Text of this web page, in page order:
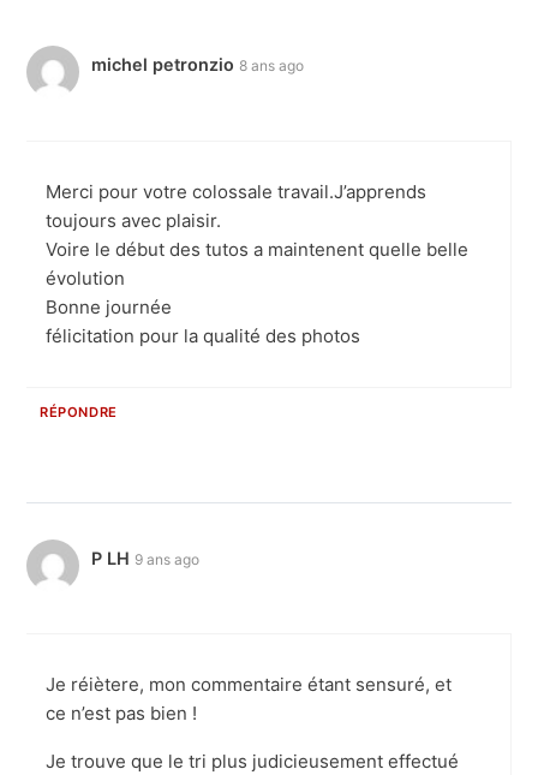
michel petronzio 8 ans ago
Merci pour votre colossale travail.J’apprends
toujours avec plaisir.
Voire le début des tutos a maintenent quelle belle
évolution
Bonne journée
félicitation pour la qualité des photos
RÉPONDRE
P LH 9 ans ago
Je réiètere, mon commentaire étant sensuré, et
ce n’est pas bien !
Je trouve que le tri plus judicieusement effectué